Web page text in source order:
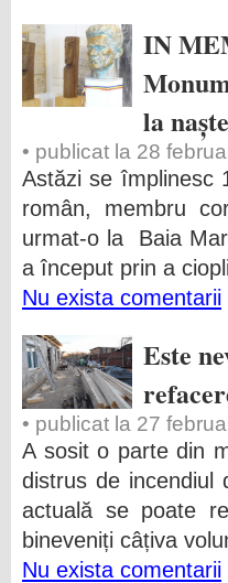
IN
la
• publicat la 28
Astăzi se împlinesc
român, membru
urmat-o la Baia
a început prin a
Nu exista comentarii
Este
• publicat la 27
A sosit o parte din
distrus de incendiul
actuală se poate
bineveniți câțiva
Nu exista comentarii